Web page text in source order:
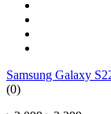
Samsung Galaxy
(0)